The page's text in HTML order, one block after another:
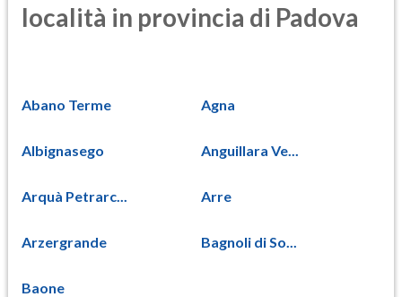
località in provincia di Padova
Abano Terme Agna
Albignasego Anguillara Ve...
Arquà Petrarc... Arre
Arzergrande Bagnoli di So...
Baone